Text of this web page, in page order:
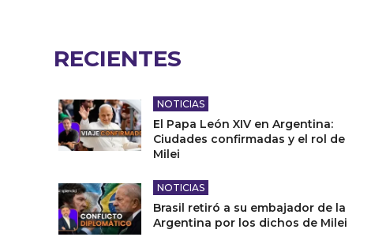
RECIENTES
NOTICIAS
El Papa León XIV en Argentina:
Ciudades confirmadas y el rol de
Milei
NOTICIAS
Brasil retiró a su embajador de la
Argentina por los dichos de Milei